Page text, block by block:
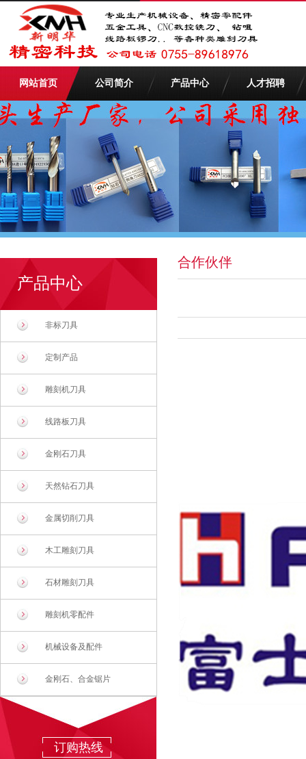
网站首页 公司简介 产品中心 人才招聘
产品中心
非标刀具
定制产品
雕刻机刀具
线路板刀具
金刚石刀具
天然钻石刀具
金属切削刀具
木工雕刻刀具
石材雕刻刀具
雕刻机零配件
机械设备及配件
金刚石、合金锯片
订购热线
合作伙伴